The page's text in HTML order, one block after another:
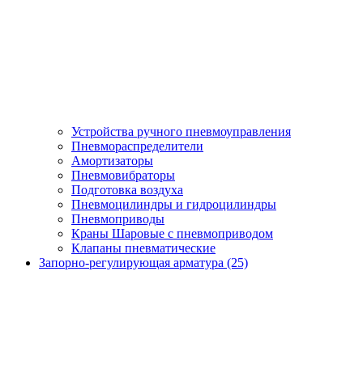
Устройства ручного пневмоуправления
Пневмораспределители
Амортизаторы
Пневмовибраторы
Подготовка воздуха
Пневмоцилиндры и гидроцилиндры
Пневмоприводы
Краны Шаровые с пневмоприводом
Клапаны пневматические
Запорно-регулирующая арматура (25)